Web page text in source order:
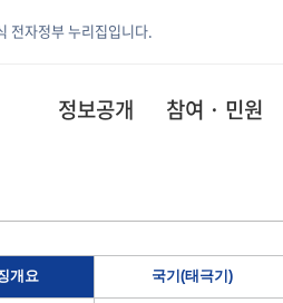
전자정부 누리집입니다.
정보공개 참여 · 민원
개요 국기(태극기)